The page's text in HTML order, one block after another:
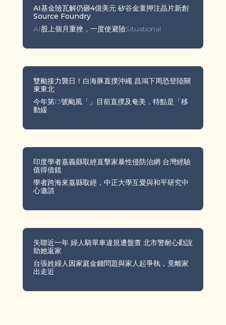
AI基金險瓦解仍砸4億美元 矽谷金童押注晶片新創
Source Foundry
AI股上個月重挫，一度使避險Situational
雙颱接力襲日！白海豚直撲沖繩 昌鴻下周恐登陸關
東東北
今年第13號颱風「」目前直撲及奄美，特點是「移
動緩
印度學者嘉義縣取經直擊家暴性侵防治網 台灣經驗
值得借鏡
學者跨海來嘉縣取經，中正大學互愛與和平研究中
心邀請
失聯近一年 婦人騎單車違規遭盤查 北市警耐心勸說
助她返家
台張姓婦人因家庭金錢問題與家人起爭執，竟離家
出走近